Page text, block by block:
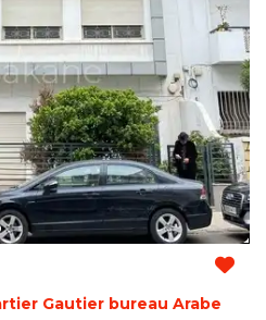
Gautier bureau Arabe